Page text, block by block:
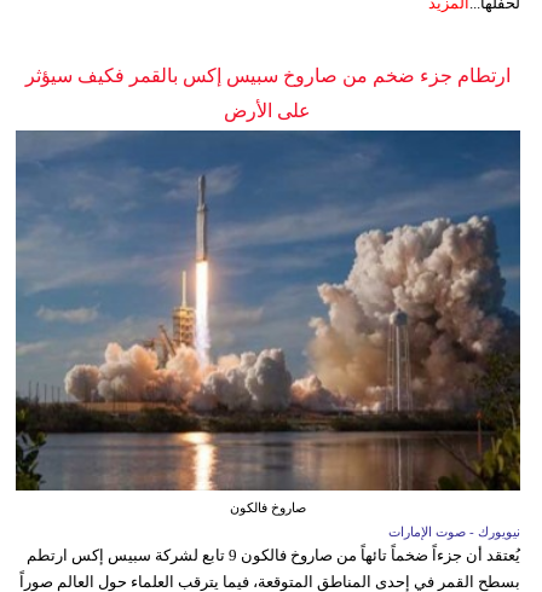
ارتطام جزء ضخم من صاروخ سبيس إكس بالقمر فكيف سيؤثر
على الأرض
صاروخ فالكون
نيويورك - صوت الإمارات
يُعتقد أن جزءاً ضخماً تائهاً من صاروخ فالكون 9 تابع لشركة سبيس إكس ارتطم
بسطح القمر في إحدى المناطق المتوقعة، فيما يترقب العلماء حول العالم صوراً